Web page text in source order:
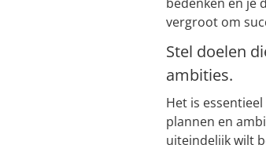
vergroot om
Stel doelen
ambities.
Het is
plannen en
uiteindelijk wilt